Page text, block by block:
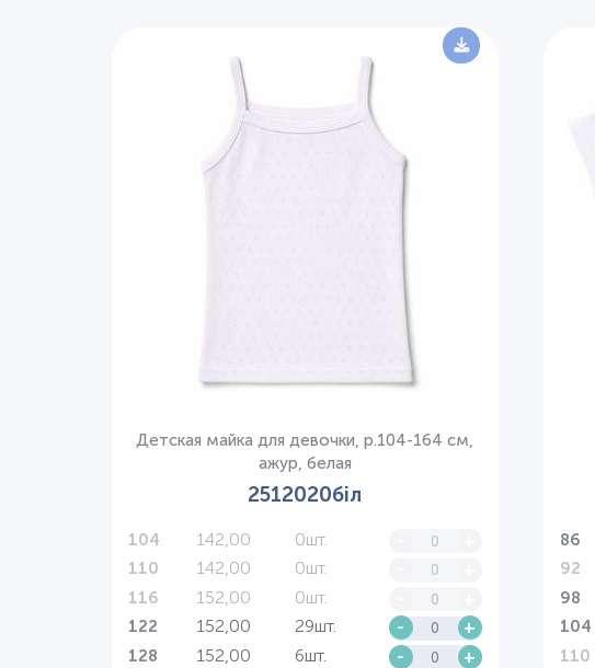
Детская майка для девочки, р.104-164 см,
ажур, белая
2512020біл
104 142,00 0шт.
110 142,00 0шт.
116 152,00 0шт.
122 152,00 29шт. - +
128 152,00 6шт. - +
86
92
98
104
110